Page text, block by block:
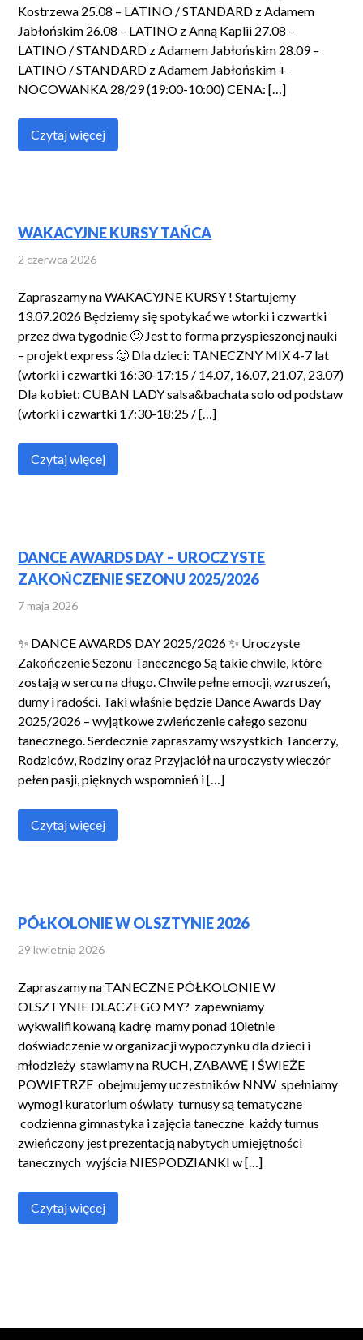
Kostrzewa 25.08 – LATINO / STANDARD z Adamem
Jabłońskim 26.08 – LATINO z Anną Kaplii 27.08 –
LATINO / STANDARD z Adamem Jabłońskim 28.09 –
LATINO / STANDARD z Adamem Jabłońskim +
NOCOWANKA 28/29 (19:00-10:00) CENA: […]
Czytaj więcej
WAKACYJNE KURSY TAŃCA
2 czerwca 2026
Zapraszamy na WAKACYJNE KURSY ! Startujemy
13.07.2026 Będziemy się spotykać we wtorki i czwartki
przez dwa tygodnie 🙂 Jest to forma przyspieszonej nauki
– projekt express 🙂 Dla dzieci: TANECZNY MIX 4-7 lat
(wtorki i czwartki 16:30-17:15 / 14.07, 16.07, 21.07, 23.07)
Dla kobiet: CUBAN LADY salsa&bachata solo od podstaw
(wtorki i czwartki 17:30-18:25 / […]
Czytaj więcej
DANCE AWARDS DAY – UROCZYSTE
ZAKOŃCZENIE SEZONU 2025/2026
7 maja 2026
✨ DANCE AWARDS DAY 2025/2026 ✨ Uroczyste
Zakończenie Sezonu Tanecznego Są takie chwile, które
zostają w sercu na długo. Chwile pełne emocji, wzruszeń,
dumy i radości. Taki właśnie będzie Dance Awards Day
2025/2026 – wyjątkowe zwieńczenie całego sezonu
tanecznego. Serdecznie zapraszamy wszystkich Tancerzy,
Rodziców, Rodziny oraz Przyjaciół na uroczysty wieczór
pełen pasji, pięknych wspomnień i […]
Czytaj więcej
PÓŁKOLONIE W OLSZTYNIE 2026
29 kwietnia 2026
Zapraszamy na TANECZNE PÓŁKOLONIE W
OLSZTYNIE DLACZEGO MY? zapewniamy
wykwalifikowaną kadrę mamy ponad 10letnie
doświadczenie w organizacji wypoczynku dla dzieci i
młodzieży stawiamy na RUCH, ZABAWĘ I ŚWIEŻE
POWIETRZE obejmujemy uczestników NNW spełniamy
wymogi kuratorium oświaty turnusy są tematyczne
codzienna gimnastyka i zajęcia taneczne każdy turnus
zwieńczony jest prezentacją nabytych umiejętności
tanecznych wyjścia NIESPODZIANKI w […]
Czytaj więcej